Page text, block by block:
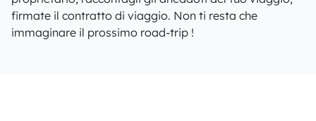
firmate il contratto di viaggio. Non ti resta che
immaginare il prossimo road-trip !